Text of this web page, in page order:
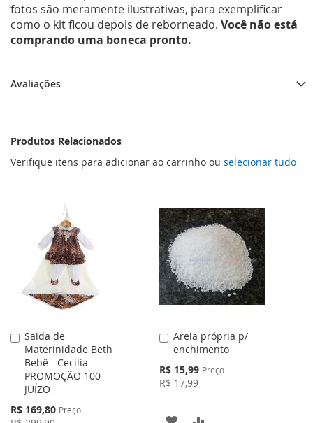
fotos são meramente ilustrativas, para exemplificar
como o kit ficou depois de reborneado. Você não está
comprando uma boneca pronto.
Avaliações
Produtos Relacionados
Verifique itens para adicionar ao carrinho ou selecionar tudo
Saida de
Materinidade Beth
Bebê - Cecilia
PROMOÇÃO 100
JUÍZO
Preço
Especial
R$ 169,80 Preço
Adicionar
ao
Carrinho
Areia própria p/
enchimento
Preço
Especial
R$ 15,99 Preço
R$ 17,99
Adicionar
ao
Carrinho
ADICIONAR